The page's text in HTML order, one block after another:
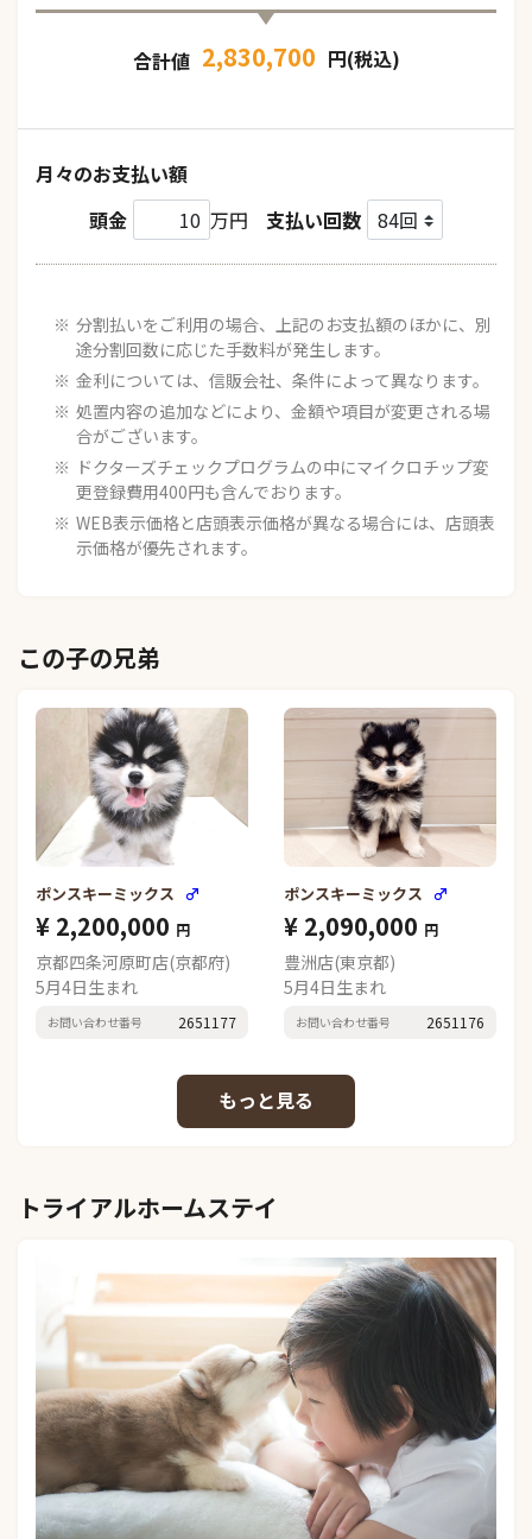
合計値 2,830,700 円(税込)
月々のお支払い額
頭金
万円 支払い回数
分割払いをご利用の場合、上記のお支払額のほかに、別
途分割回数に応じた手数料が発生します。
金利については、信販会社、条件によって異なります。
処置内容の追加などにより、金額や項目が変更される場
合がございます。
ドクターズチェックプログラムの中にマイクロチップ変
更登録費用400円も含んでおります。
WEB表示価格と店頭表示価格が異なる場合には、店頭表
示価格が優先されます。
この子の兄弟
ポンスキーミックス ♂
¥ 2,200,000 円
京都四条河原町店(京都府)
5月4日生まれ
お問い合わせ番号 2651177
ポンスキーミックス ♂
¥ 2,090,000 円
豊洲店(東京都)
5月4日生まれ
お問い合わせ番号 2651176
トライアルホームステイ